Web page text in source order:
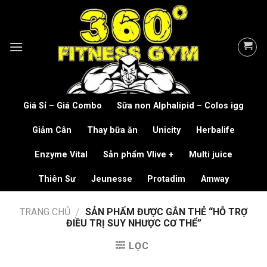
Giá Sỉ – Giá Combo Sữa non Alphalipid – Colos igg
Giảm Cân Thay bữa ăn Unicity Herbalife
Enzyme Vital Sản phẩm Vlive + Multi juice
Thiên Sư Jeunesse Protadim Amway
TRANG CHỦ / SẢN PHẨM ĐƯỢC GẮN THẺ “HỖ TRỢ
ĐIỀU TRỊ SUY NHƯỢC CƠ THỂ”
LỌC